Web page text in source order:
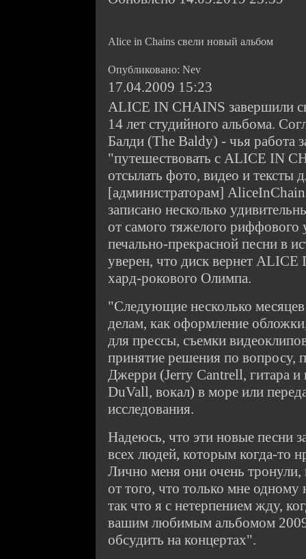
Alice in Chains свели новый альбом
Опубликовано: Nev
17.04.2009 15:23
ALICE IN CHAINS завершили
14 лет студийного альбома.
Балди (The Baldy) - чья работа
"путешествовать с ALICE IN
отсылать фото, видео и тексты
[администраторам]
записано несколько
от самого тяжелого риффового
печально-прекрасной песни в
уверен, что диск вернет
хард-рокового Олимпа.
"Следующие несколько
делам, как оформление
для прессы, съемки
принятие решения по вопросу,
Джерри (Jerry Cantrell, гитара
DuVall, вокал) в море или
исследования.
Надеюсь, что эти новые песни
всех людей, которым когда-то
Лично меня они очень тронули,
от того, что только мне одному
так что я с нетерпением жду,
вашим любимым альбомом
обсудить на концертах".